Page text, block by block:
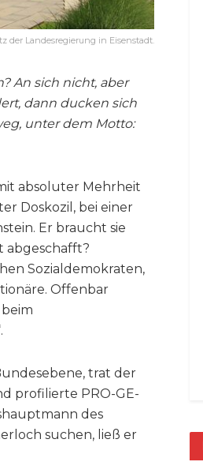
der Landesregierung in Eisenstadt.
An sich nicht, aber
dann ducken sich
unter dem Motto:
absoluter Mehrheit
Doskozil, bei einer
Er braucht sie
abgeschafft?
Sozialdemokraten,
Offenbar
trat der
profilierte PRO-GE-
des
suchen, ließ er